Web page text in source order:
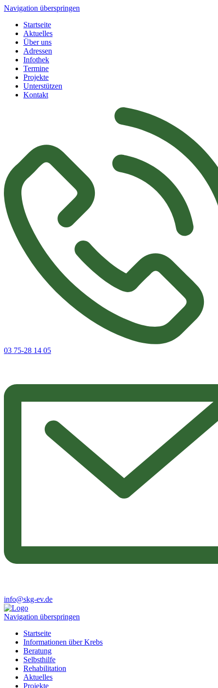
Navigation überspringen
Startseite
Aktuelles
Über uns
Adressen
Infothek
Termine
Projekte
Unterstützen
Kontakt
03 75-28 14 05
info@skg-ev.de
Navigation überspringen
Startseite
Informationen über Krebs
Beratung
Selbsthilfe
Rehabilitation
Aktuelles
Projekte